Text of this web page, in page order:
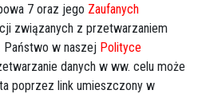
7 oraz jego Zaufanych
związanych z przetwarzaniem
Państwo w naszej Polityce
danych w ww. celu może
poprzez link umieszczony w